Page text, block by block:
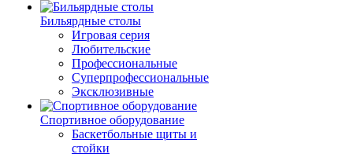
Бильярдные столы
Игровая серия
Любительские
Профессиональные
Суперпрофессиональные
Эксклюзивные
Спортивное оборудование
Баскетбольные щиты и
стойки